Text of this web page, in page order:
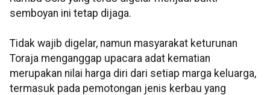
semboyan ini tetap dijaga.
Tidak wajib digelar, namun masyarakat keturunan
Toraja menganggap upacara adat kematian
merupakan nilai harga diri dari setiap marga keluarga,
termasuk pada pemotongan jenis kerbau yang